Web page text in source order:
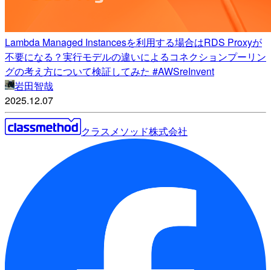
Lambda Managed Instancesを利用する場合はRDS Proxyが
不要になる？実行モデルの違いによるコネクションプーリン
グの考え方について検証してみた #AWSreInvent
岩田智哉
2025.12.07
クラスメソッド株式会社